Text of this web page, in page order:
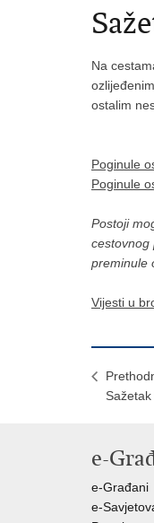
Na
ostalim
Poginule
Poginule
Postoji
cestovnog
preminule
Vijesti u
e-
e-Građani
e-